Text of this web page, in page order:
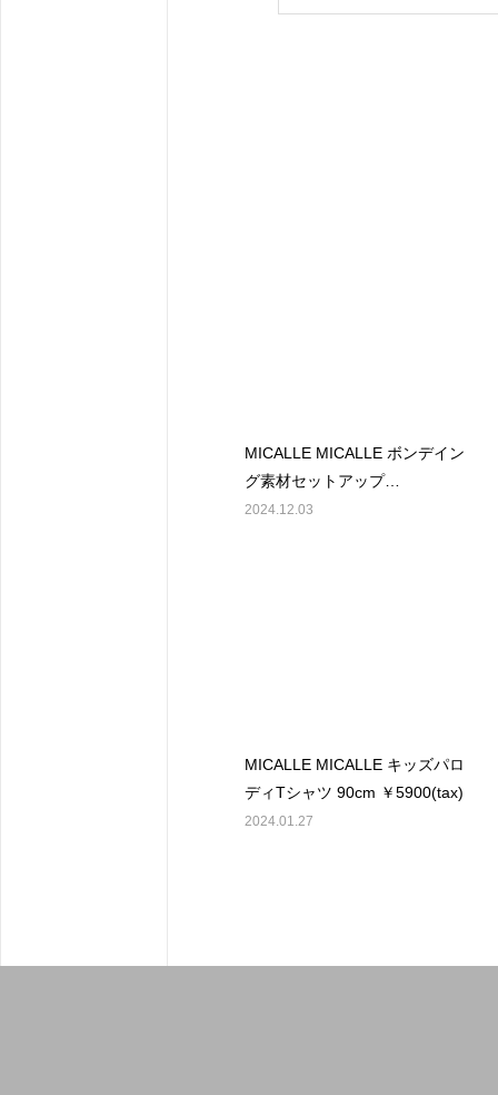
MICALLE MICALLE ボンデイン
グ素材セットアップ
￥23000(tax)
2024.12.03
MICALLE MICALLE キッズパロ
ディTシャツ 90cm ￥5900(tax)
2024.01.27